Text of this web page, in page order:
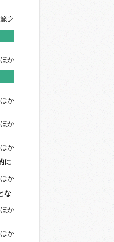
之
か
か
か
か
に
か
な
か
か